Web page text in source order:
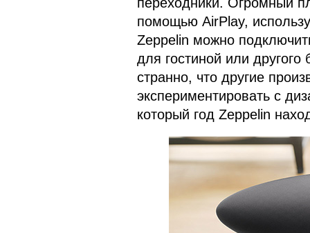
помощью AirPlay,
Zeppelin можно
для гостиной или
странно, что другие
экспериментировать с
который год Zeppelin